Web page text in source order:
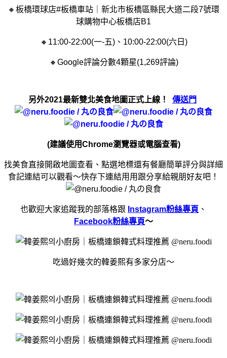
🔸板橋環球店#板橋車站｜新北市板橋區縣民大道二段7號環
球購物中心板橋店B1
🔸11:00-22:00(一-五)、10:00-22:00(六日)
🔸Google評論分數4顆星(1,269評論)
另外2021最新雙北美食地圖正式上線！ 傳送門
(建議使用Chrome瀏覽器或電腦查看)
找美食直接開啟地圖查看、點選地標還有餐廳簡單評分與詳細
食記連結可以觀看～快存下連結用用跟分享給親朋好友吧！
也歡迎大家追蹤我的部落格跟 Instagram粉絲專頁 、
Facebook粉絲專頁～
吃過好幾次的韓姜熙有多家分店～